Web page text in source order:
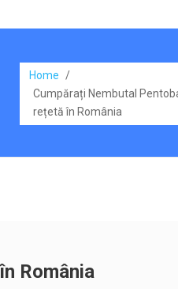
Home
/
Cumpărați Nembutal
rețetă în România
România